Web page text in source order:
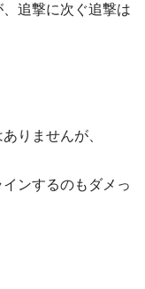
追撃に次ぐ追撃は
りませんが、
ンするのもダメっ